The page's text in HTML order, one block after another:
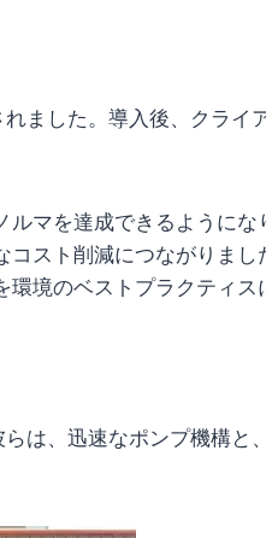
ました。導入後、クライ
マを達成できるようにな
スト削減につながりまし
境のベストプラクティス
は、迅速なポンプ機構と